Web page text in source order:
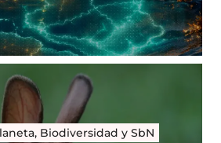
Biodiversidad y SbN